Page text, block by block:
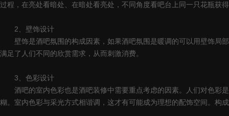
过程，在亮处看暗处、在暗处看亮处，不同角度看吧台上同一只花瓶获
2、壁饰设计
壁饰是酒吧氛围的构成因素，如果酒吧氛围是暖调的可以用壁饰局
满足了人们不同的欣赏需求，从而刺激消费。
3、色彩设计
酒吧的室内色彩也是酒吧装修中需要重点考虑的因素。人们对色彩
糊。室内色彩与采光方式相谐调，这才有可能成为理想的配饰空间。构